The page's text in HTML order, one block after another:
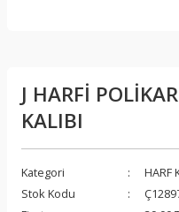
J HARFİ
KALIBI
Kategori
HARF
Stok Kodu